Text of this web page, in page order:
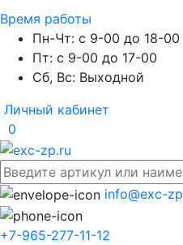
Время работы
Пн-Чт: с 9-00 до 18-00
Пт: с 9-00 до 17-00
Сб, Вс: Выходной
Личный кабинет
0
info@exc-
+7-965-277-11-12